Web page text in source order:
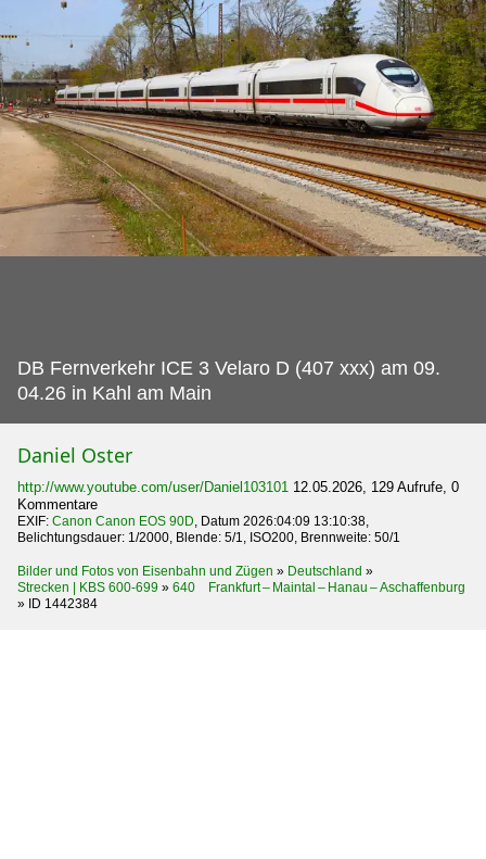
DB Fernverkehr ICE 3 Velaro D (407 xxx) am 09.
04.26 in Kahl am Main
Daniel Oster
http://www.youtube.com/user/Daniel103101 12.05.2026, 129 Aufrufe, 0
Kommentare
EXIF: Canon Canon EOS 90D, Datum 2026:04:09 13:10:38,
Belichtungsdauer: 1/2000, Blende: 5/1, ISO200, Brennweite: 50/1
Bilder und Fotos von Eisenbahn und Zügen » Deutschland »
Strecken | KBS 600-699 » 640 Frankfurt – Maintal – Hanau – Aschaffenburg
» ID 1442384